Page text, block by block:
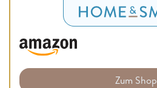
Zum Shop